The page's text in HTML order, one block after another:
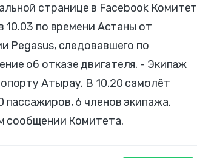
странице в Facebook Комитет
по времени Астаны от
Pegasus, следовавшего по
об отказе двигателя. - Экипаж
Атырау. В 10.20 самолёт
пассажиров, 6 членов экипажа.
сообщении Комитета.